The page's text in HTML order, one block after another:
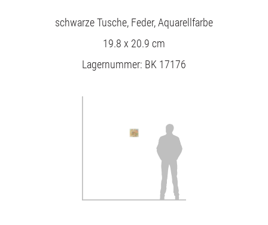
schwarze Tusche, Feder, Aquarellfarbe
19.8 x 20.9 cm
Lagernummer: BK 17176